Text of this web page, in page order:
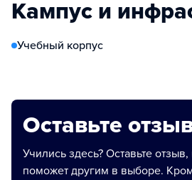
Кампус и
Учебный корпус
Оставьте
Учились здесь? Оставьте
поможет другим в выборе.